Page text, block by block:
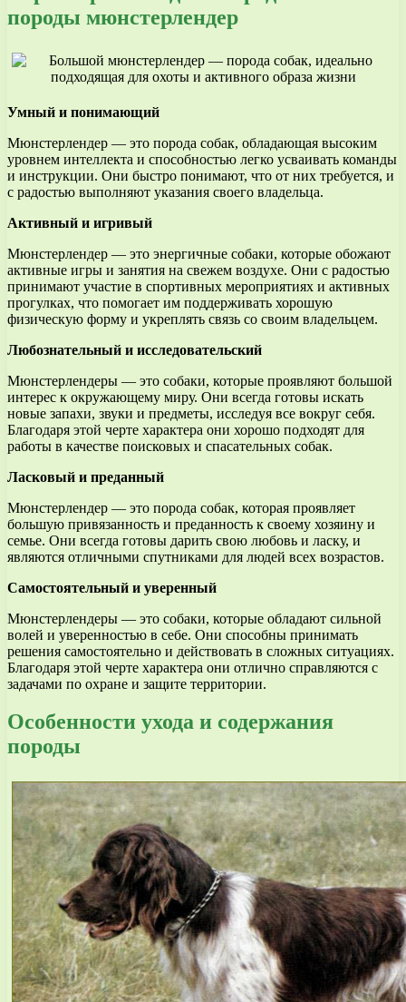
породы мюнстерлендер
Умный и понимающий
Мюнстерлендер — это порода собак, обладающая высоким
уровнем интеллекта и способностью легко усваивать команды
и инструкции. Они быстро понимают, что от них требуется, и
с радостью выполняют указания своего владельца.
Активный и игривый
Мюнстерлендер — это энергичные собаки, которые обожают
активные игры и занятия на свежем воздухе. Они с радостью
принимают участие в спортивных мероприятиях и активных
прогулках, что помогает им поддерживать хорошую
физическую форму и укреплять связь со своим владельцем.
Любознательный и исследовательский
Мюнстерлендеры — это собаки, которые проявляют большой
интерес к окружающему миру. Они всегда готовы искать
новые запахи, звуки и предметы, исследуя все вокруг себя.
Благодаря этой черте характера они хорошо подходят для
работы в качестве поисковых и спасательных собак.
Ласковый и преданный
Мюнстерлендер — это порода собак, которая проявляет
большую привязанность и преданность к своему хозяину и
семье. Они всегда готовы дарить свою любовь и ласку, и
являются отличными спутниками для людей всех возрастов.
Самостоятельный и уверенный
Мюнстерлендеры — это собаки, которые обладают сильной
волей и уверенностью в себе. Они способны принимать
решения самостоятельно и действовать в сложных ситуациях.
Благодаря этой черте характера они отлично справляются с
задачами по охране и защите территории.
Особенности ухода и содержания
породы